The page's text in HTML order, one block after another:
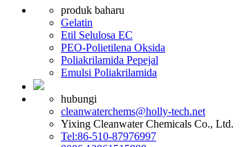
produk baharu
Gelatin
Etil Selulosa EC
PEO-Polietilena Oksida
Poliakrilamida Pepejal
Emulsi Poliakrilamida
hubungi
cleanwaterchems@holly-tech.net
Yixing Cleanwater Chemicals Co., Ltd.
Tel:86-510-87976997